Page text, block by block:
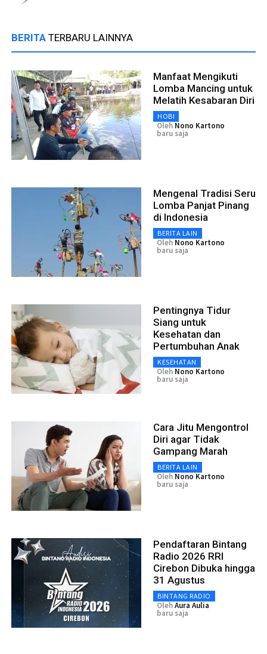
BERITA TERBARU LAINNYA
Manfaat Mengikuti
Lomba Mancing untuk
Melatih Kesabaran Diri
HOBI
Oleh Nono Kartono
baru saja
Mengenal Tradisi Seru
Lomba Panjat Pinang
di Indonesia
BERITA LAIN
Oleh Nono Kartono
baru saja
Pentingnya Tidur
Siang untuk
Kesehatan dan
Pertumbuhan Anak
KESEHATAN
Oleh Nono Kartono
baru saja
Cara Jitu Mengontrol
Diri agar Tidak
Gampang Marah
BERITA LAIN
Oleh Nono Kartono
baru saja
Pendaftaran Bintang
Radio 2026 RRI
Cirebon Dibuka hingga
31 Agustus
BINTANG RADIO
OlehAura Aulia
baru saja